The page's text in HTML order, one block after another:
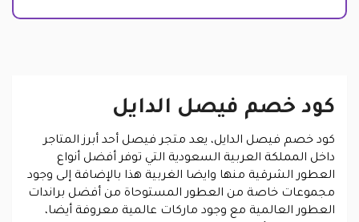
كود خصم فيصل الدايل
كود خصم فيصل الدايل، يعد متجر فيصل أحد أبرز المتاجر
داخل المملكة العربية السعودية التي توفر أفضل أنواع
العطور الشرقية منها وايضا الغربية هذا بالإضافة إلى وجود
مجموعات خاصة من العطور المستوحاة من أفضل براندات
العطور العالمية مع وجود ماركات عالمية معروفة أيضا،